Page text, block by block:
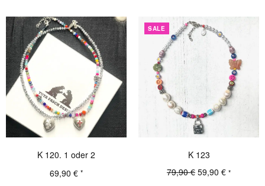
42,00 €29,90 €.
K 120. 1 oder 2
69,90 € *
SALE
K 123
79,90€ Ursprünglicher
59,90 €Aktueller
*